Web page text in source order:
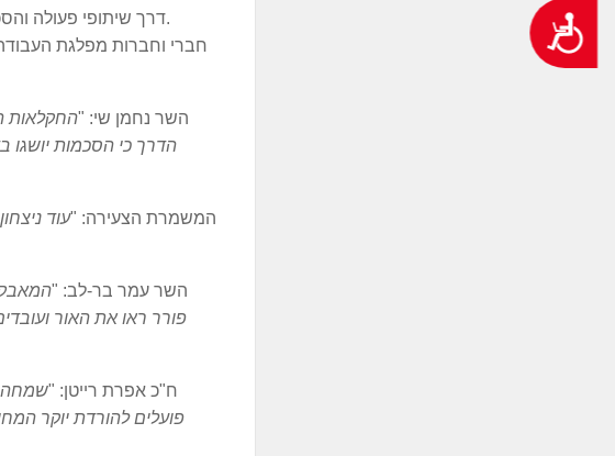
נגישות
דרך שיתופי פעולה והסכמות נצליח להביא יחד רפורמה שתוזיל את מחירי הפירות והירקות לצד תמיכה וחיזוק החקלאות בישראל.
חברי וחברות מפלגת
השר נחמן שי: "החקלאות
הדרך כי הסכמות יושגו
המשמרת הצעירה: "עוד
השר עמר בר-לב: "המאבק
פורר ראו את האור
ח"כ אפרת רייטן: "שמחה
פועלים להורדת יוקר